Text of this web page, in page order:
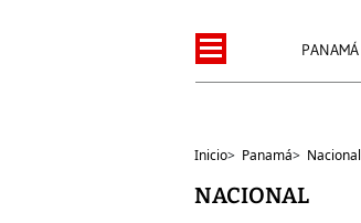
PANAMÁ
Inicio> Panamá> Nacional
NACIONAL